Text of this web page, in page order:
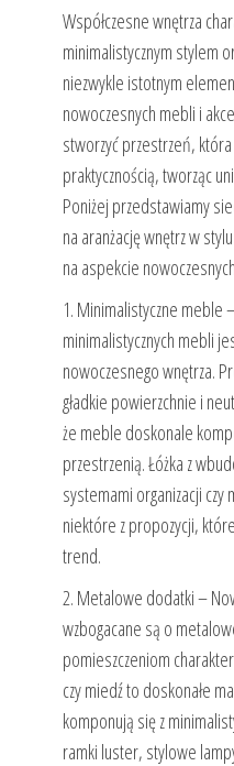
Współczesne wnętrza
minimalistycznym stylem
niezwykle istotnym
nowoczesnych mebli i
stworzyć przestrzeń, która
praktycznością, tworząc
Poniżej przedstawiamy
na aranżację wnętrz w
na aspekcie
1. Minimalistyczne meble
minimalistycznych mebli
nowoczesnego wnętrza.
gładkie powierzchnie i
że meble doskonale
przestrzenią. Łóżka z
systemami organizacji
niektóre z propozycji,
trend.
2. Metalowe dodatki –
wzbogacane są o
pomieszczeniom
czy miedź to doskonałe
komponują się z
ramki luster, stylowe